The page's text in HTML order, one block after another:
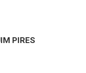
PIRES